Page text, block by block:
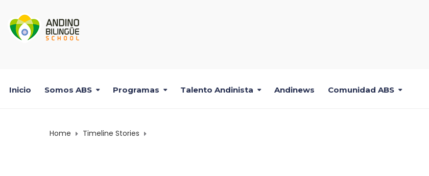
Inicio Somos ABS Programas Talento Andinista Andinews Comunidad ABS
Home Timeline Stories